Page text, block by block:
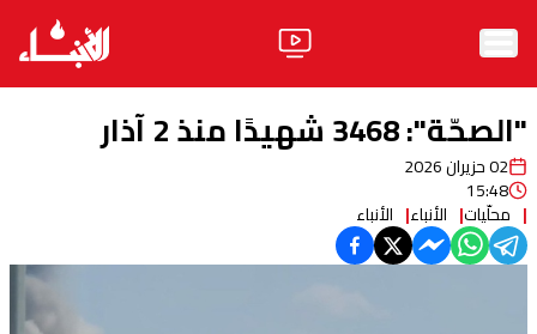
الأخبار
آراء
فيديو
"الصحّة": 3468 شهيدًا منذ 2 آذار
02 حزيران 2026
15:48
محلّيات الأنباء الأنباء